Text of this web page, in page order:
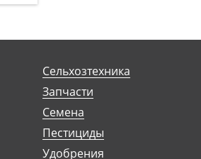
Сельхозтехника
Запчасти
Семена
Пестициды
Удобрения